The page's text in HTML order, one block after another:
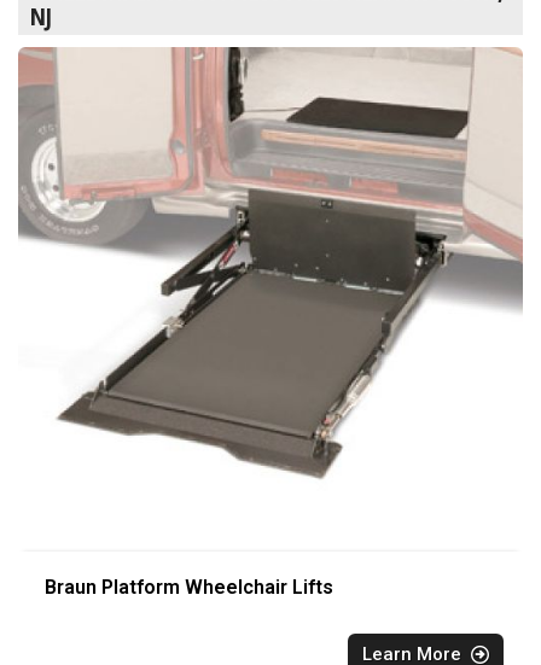
NJ
Braun Platform Wheelchair Lifts
Learn More